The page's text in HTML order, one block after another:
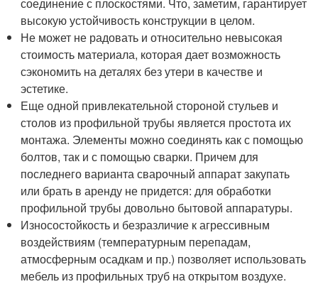
высокую устойчивость конструкции в целом.
Не может не радовать и относительно невысокая
стоимость материала, которая дает возможность
сэкономить на деталях без утери в качестве и
эстетике.
Еще одной привлекательной стороной стульев и
столов из профильной трубы является простота их
монтажа. Элементы можно соединять как с помощью
болтов, так и с помощью сварки. Причем для
последнего варианта сварочный аппарат закупать
или брать в аренду не придется: для обработки
профильной трубы довольно бытовой аппаратуры.
Износостойкость и безразличие к агрессивным
воздействиям (температурным перепадам,
атмосферным осадкам и пр.) позволяет использовать
мебель из профильных труб на открытом воздухе.